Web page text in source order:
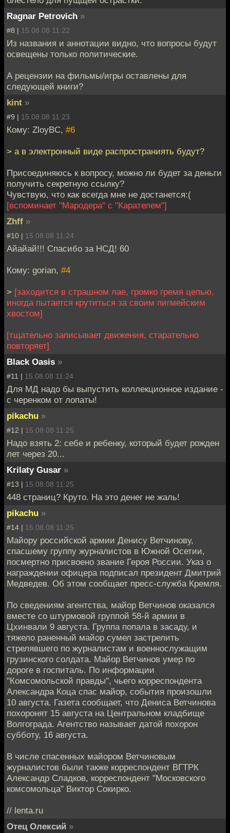
Ragnar Petrovich »
#8 | 15.08.08 11:22
Из названия и аннотации видно, что вопросы будут
освещены только политические.
А рецензии на фильмы/игры оставлены для
следующей книги?
kint »
#9 | 15.08.08 11:23
Кому: ZloyBC, #6
> а в электронный виде распространиять будут?
Присоединяюсь к вопросу, можно ли будет за деньги
получить секретную ссылку?
Чувствую, что как всегда мне не достанется:(
[вспоминает "Мародера" с "Карателем"]
Zhff »
#10 | 15.08.08 11:24
Айайай!!! Спасибо за НСД! 60
Кому: gorian, #4
> [заходится в страшном лае, громко гремя цепью,
иногда пытается крутиться за своим пигмейским
хвостом]
[тщательно записывает движения, старательно
повторяет]
Black Oasis »
#11 | 15.08.08 11:24
Для МД надо бы выпустить коллекционное издание -
с черенком от лопаты!
pikachu »
#12 | 15.08.08 11:25
Надо взять 2: себе и ребенку, который будет рожден
лет через 20...
Krilaty Gusar »
#13 | 15.08.08 11:25
448 страниц? Круто. На это денег не жаль!
pikachu »
#14 | 15.08.08 11:25
Майору российской армии Денису Ветчинову,
спасшему группу журналистов в Южной Осетии,
посмертно присвоено звание Героя России. Указ о
награждении офицера подписал президент Дмитрий
Медведев. Об этом сообщает пресс-служба Кремля.
По сведениям агентства, майор Ветчинов оказался
вместе со штурмовой группой 58-й армии в
Цхинвали 9 августа. Группа попала в засаду, и
тяжело раненный майор сумел застрелить
стрелявшего по журналистам и военнослужащим
грузинского солдата. Майор Ветчинов умер по
дороге в госпиталь. По информации
"Комсомольской правды", чьего корреспондента
Александра Коца спас майор, события произошли
10 августа. Газета сообщает, что Дениса Ветчинова
похоронят 15 августа на Центральном кладбище
Волгограда. Агентство называет датой похорон
субботу, 16 августа.
В числе спасенных майором Ветчиновым
журналистов были также корреспондент ВГТРК
Александр Сладков, корреспондент "Московского
комсомольца" Виктор Сокирко.
// lenta.ru
Отец Олексий »